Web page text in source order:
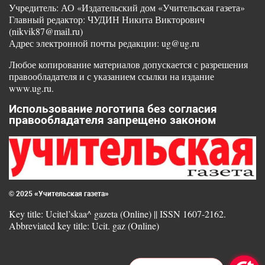
Учредитель: АО «Издательский дом «Учительская газета»
Главный редактор: ЧУДИН Никита Викторович
(nikvik87@mail.ru)
Адрес электронной почты редакции: ug@ug.ru
Любое копирование материалов допускается с разрешения
правообладателя и с указанием ссылки на издание
www.ug.ru.
Использование логотипа без согласия
правообладателя запрещено законом
© 2025 «Учительская газета»
Key title: Ucitel’skaa^ gazeta (Online) || ISSN 1607-2162.
Abbreviated key title: Ucit. gaz (Online)